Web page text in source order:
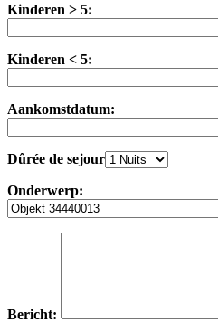
Kinderen > 5:
Kinderen < 5:
Aankomstdatum:
Dûrée de sejour
Onderwerp:
Bericht: